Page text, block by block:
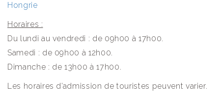
Hongrie
Horaires :
Du lundi au vendredi : de 09h00 à 17h00.
Samedi : de 09h00 à 12h00.
Dimanche : de 13h00 à 17h00.
Les horaires d’admission de touristes peuvent varier.